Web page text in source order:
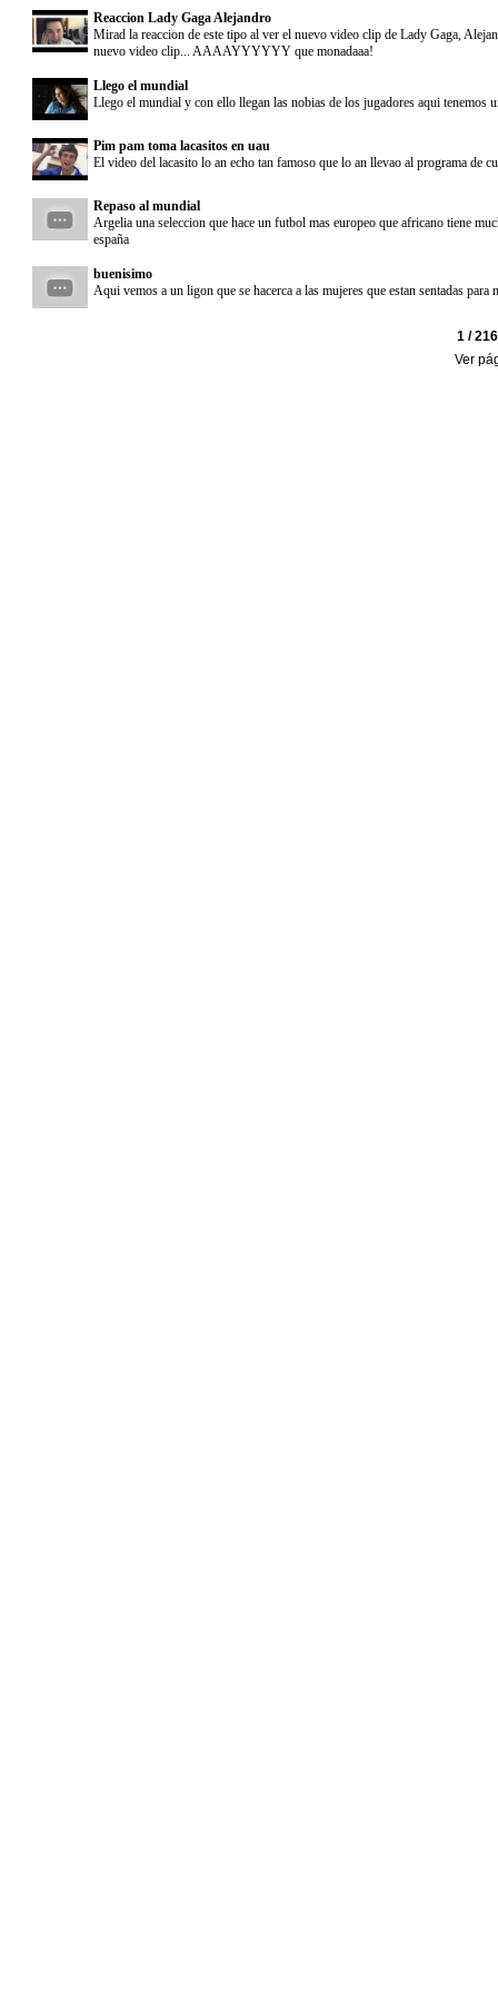
Reaccion Lady Gaga Alejandro
Mirad la reaccion de este tipo al ver el nuevo video clip de Lady Gaga,
nuevo video clip... AAAAYYYYYY que monadaaa!
Llego el mundial
Llego el mundial y con ello llegan las nobias de los jugadores aqui tenemos
Pim pam toma lacasitos en uau
El video del lacasito lo an echo tan famoso que lo an llevao al programa de
Repaso al mundial
Argelia una seleccion que hace un futbol mas europeo que africano tiene
españa
buenisimo
Aqui vemos a un ligon que se hacerca a las mujeres que estan sentadas
1 /
Ver